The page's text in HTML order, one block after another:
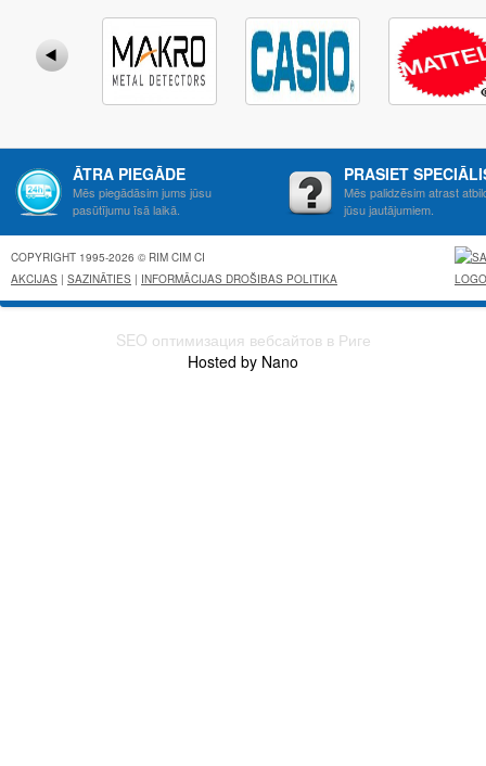
ĀTRA PIEGĀDE
Mēs piegādāsim jums jūsu
pasūtījumu īsā laikā.
PRASIET
Mēs palidzēsim atrast
jūsu jautājumiem.
COPYRIGHT 1995-2026 © RIM CIM CI
AKCIJAS | SAZINĀTIES | INFORMĀCIJAS DROŠIBAS POLITIKA
SEO оптимизация вебсайтов в Риге
Hosted by Nano